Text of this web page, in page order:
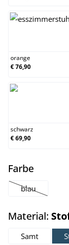
orange
€ 76,90
schwarz
€ 69,90
Farbe
blau
(Diese Option
Material:
Samt